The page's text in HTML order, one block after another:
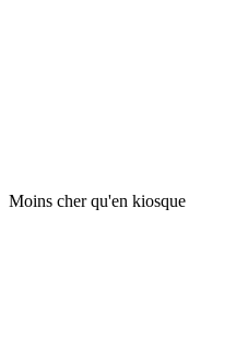
Moins cher qu'en kiosque